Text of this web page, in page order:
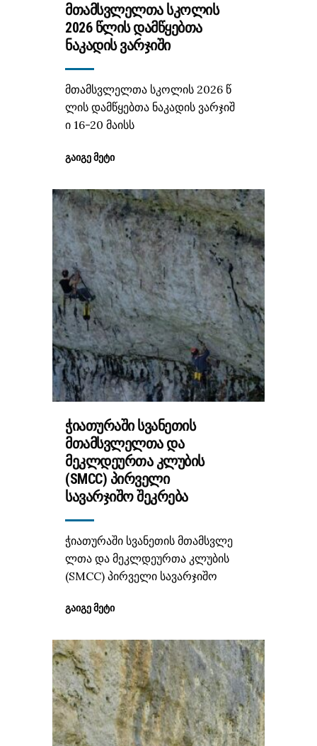
ᲛᲗᲐᲛᲡᲕᲚᲔᲚᲗᲐ ᲡᲙᲝᲚᲘᲡ
2026 ᲬᲚᲘᲡ ᲓᲐᲛᲬᲧᲔᲑᲗᲐ
ᲜᲐᲙᲐᲓᲘᲡ ᲕᲐᲠᲯᲘᲨᲘ
მთამსვლელთა სკოლის 2026 წ
ლის დამწყებთა ნაკადის ვარჯიშ
ი 16-20 მაისს
ᲒᲐᲘᲒᲔ ᲛᲔᲢᲘ
ᲭᲘᲐᲗᲣᲠᲐᲨᲘ ᲡᲕᲐᲜᲔᲗᲘᲡ
ᲛᲗᲐᲛᲡᲕᲚᲔᲚᲗᲐ ᲓᲐ
ᲛᲔᲙᲚᲓᲔᲣᲠᲗᲐ ᲙᲚᲣᲑᲘᲡ
(SMCC) ᲞᲘᲠᲕᲔᲚᲘ
ᲡᲐᲕᲐᲠᲯᲘᲨᲝ ᲨᲔᲙᲠᲔᲑᲐ
ჭიათურაში სვანეთის მთამსვლე
ლთა და მეკლდეურთა კლუბის
(SMCC) პირველი სავარჯიშო
ᲒᲐᲘᲒᲔ ᲛᲔᲢᲘ